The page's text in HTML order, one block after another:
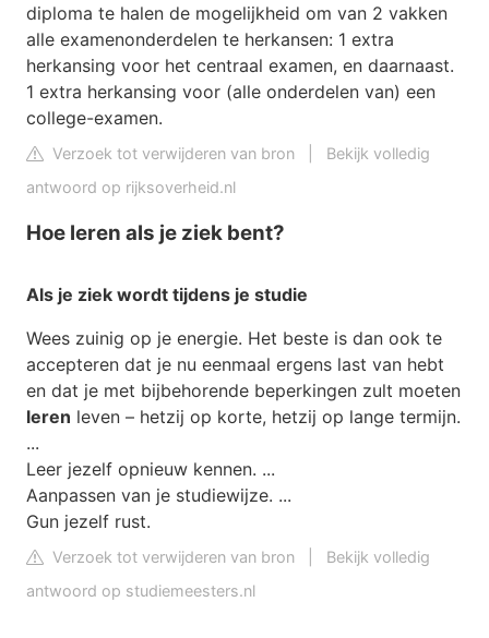
diploma te halen de mogelijkheid om van 2 vakken
alle examenonderdelen te herkansen: 1 extra
herkansing voor het centraal examen, en daarnaast.
1 extra herkansing voor (alle onderdelen van) een
college-examen.
Verzoek tot verwijderen van bron
Bekijk volledig
antwoord op rijksoverheid.nl
Hoe leren als je ziek bent?
Als je ziek wordt tijdens je studie
Wees zuinig op je energie. Het beste is dan ook te
accepteren dat je nu eenmaal ergens last van hebt
en dat je met bijbehorende beperkingen zult moeten
leren leven – hetzij op korte, hetzij op lange termijn.
...
Leer jezelf opnieuw kennen. ...
Aanpassen van je studiewijze. ...
Gun jezelf rust.
Verzoek tot verwijderen van bron
Bekijk volledig
antwoord op studiemeesters.nl